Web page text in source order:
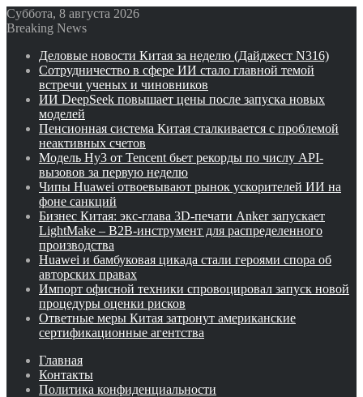
Суббота, 8 августа 2026
Breaking News
Деловые новости Китая за неделю (Дайджест N316)
Сотрудничество в сфере ИИ стало главной темой
встречи ученых и чиновников
ИИ DeepSeek повышает цены после запуска новых
моделей
Пенсионная система Китая сталкивается с проблемой
неактивных счетов
Модель Hy3 от Tencent бьет рекорды по числу API-
вызовов за первую неделю
Чипы Huawei отвоевывают рынок ускорителей ИИ на
фоне санкций
Бизнес Китая: экс-глава 3D-печати Anker запускает
LightMake – B2B-инструмент для распределенного
производства
Huawei и бамбуковая цикада стали героями спора об
авторских правах
Импорт офисной техники спровоцировал запуск новой
процедуры оценки рисков
Ответные меры Китая затронут американские
сертификационные агентства
Главная
Контакты
Политика конфиденциальности